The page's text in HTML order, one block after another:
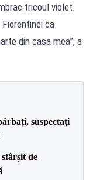
tricoul violet.
ca
din casa mea”, a
suspectați
de